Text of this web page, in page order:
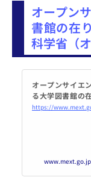
オープン
書館の在
科学省（
オープンサイエ
る大学図書館の
（第1回）の開催
www.mext.go.jp